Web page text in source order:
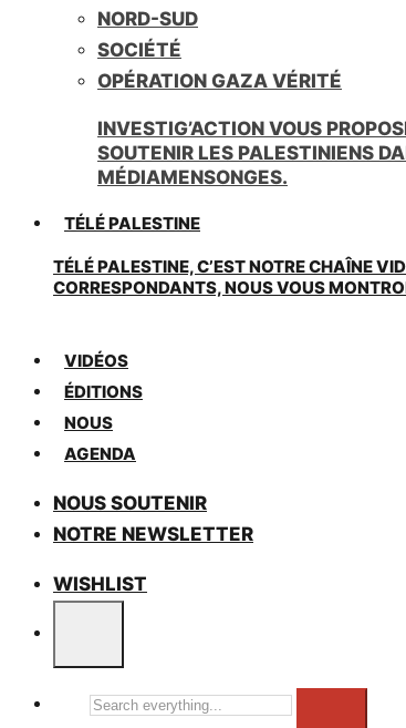
NORD-SUD
SOCIÉTÉ
OPÉRATION GAZA VÉRITÉ
INVESTIG’ACTION VOUS
SOUTENIR LES PALESTINIENS
MÉDIAMENSONGES.
TÉLÉ PALESTINE
TÉLÉ PALESTINE, C’EST NOTRE CHAÎNE
CORRESPONDANTS, NOUS VOUS
VIDÉOS
ÉDITIONS
NOUS
AGENDA
NOUS SOUTENIR
NOTRE NEWSLETTER
WISHLIST
Search